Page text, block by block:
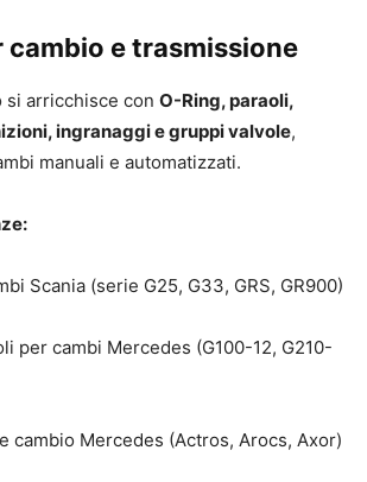
cambio e trasmissione
si arricchisce con O-Ring, paraoli,
ingranaggi e gruppi valvole,
manuali e automatizzati.
Scania (serie G25, G33, GRS, GR900)
per cambi Mercedes (G100-12, G210-
cambio Mercedes (Actros, Arocs, Axor)